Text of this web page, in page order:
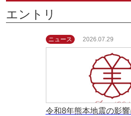
エントリ
ニュース 2026.07.29
令和8年熊本地震の影